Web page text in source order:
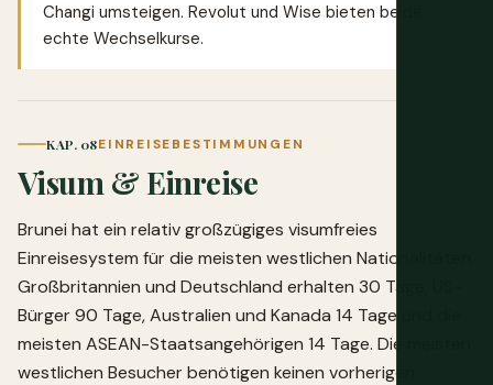
Changi umsteigen. Revolut und Wise bieten beide
echte Wechselkurse.
KAP. 08EINREISEBESTIMMUNGEN
Visum & Einreise
Brunei hat ein relativ großzügiges visumfreies
Einreisesystem für die meisten westlichen Nationalitäten.
Großbritannien und Deutschland erhalten 30 Tage, US-
Bürger 90 Tage, Australien und Kanada 14 Tage und die
meisten ASEAN-Staatsangehörigen 14 Tage. Die meisten
westlichen Besucher benötigen keinen vorherigen